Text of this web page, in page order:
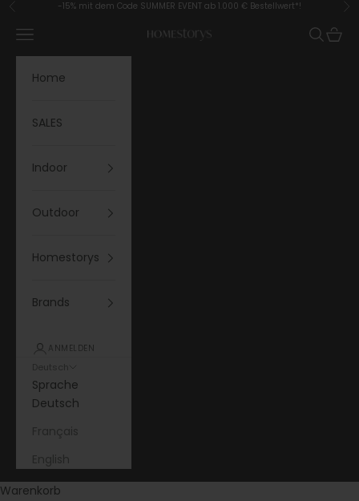
Zum Inhalt springen
Zurück -15% mit dem Code SUMMER EVENT ab 1.000 € Bestellwert*! Vor
Homestorys
Menü Suchen
Home
SALES
Indoor
Outdoor
Homestorys
Brands
ANMELDEN
Deutsch
Sprache
Deutsch
Français
English
Warenkorb